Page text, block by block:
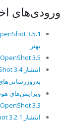
ورودی‌های
بهتر
OpenShot 3.5: ارتقاء بزرگی برای سرعت، پایداری و کنترل خلاقانه
ویرایش‌های
OpenShot 3.3